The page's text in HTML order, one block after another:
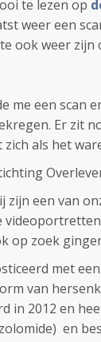
te lezen op
weer een
ook weer
me een scan
Er zit
als het
zijn een van
op zoek
met een
van
in 2012 en
en